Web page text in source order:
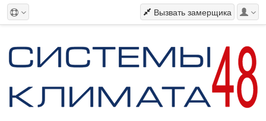
Вызвать замерщика